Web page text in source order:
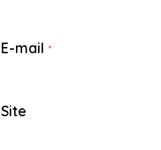
E-mail*
Site